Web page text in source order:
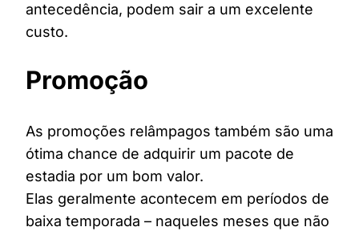
antecedência, podem sair a um excelente
custo.
Promoção
As promoções relâmpagos também são uma
ótima chance de adquirir um pacote de
estadia por um bom valor.
Elas geralmente acontecem em períodos de
baixa temporada – naqueles meses que não